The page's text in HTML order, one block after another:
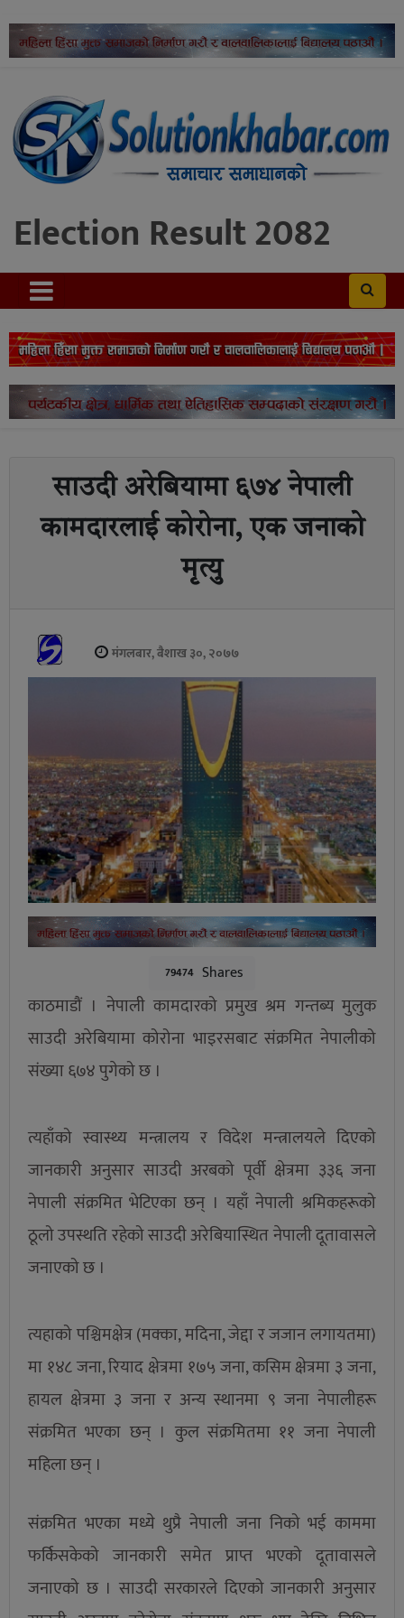
Election Result 2082
साउदी अरेबियामा ६७४ नेपाली
कामदारलाई कोरोना, एक जनाको
मृत्यु
मंगलबार, बैशाख ३०, २०७७
79474 Shares
काठमाडौं । नेपाली कामदारको प्रमुख श्रम गन्तब्य मुलुक
साउदी अरेबियामा कोरोना भाइरसबाट संक्रमित नेपालीको
संख्या ६७४ पुगेको छ ।
त्यहाँको स्वास्थ्य मन्त्रालय र विदेश मन्त्रालयले दिएको
जानकारी अनुसार साउदी अरबको पूर्वी क्षेत्रमा ३३६ जना
नेपाली संक्रमित भेटिएका छन् । यहाँ नेपाली श्रमिकहरूको
ठूलो उपस्थति रहेको साउदी अरेबियास्थित नेपाली दूतावासले
जनाएको छ ।
त्यहाको पश्चिमक्षेत्र (मक्का, मदिना, जेद्दा र जजान लगायतमा)
मा १४८ जना, रियाद क्षेत्रमा १७५ जना, कसिम क्षेत्रमा ३ जना,
हायल क्षेत्रमा ३ जना र अन्य स्थानमा ९ जना नेपालीहरू
संक्रमित भएका छन् । कुल संक्रमितमा ११ जना नेपाली
महिला छन् ।
संक्रमित भएका मध्ये थुप्रै नेपाली जना निको भई काममा
फर्किसकेको जानकारी समेत प्राप्त भएको दूतावासले
जनाएको छ । साउदी सरकारले दिएको जानकारी अनुसार